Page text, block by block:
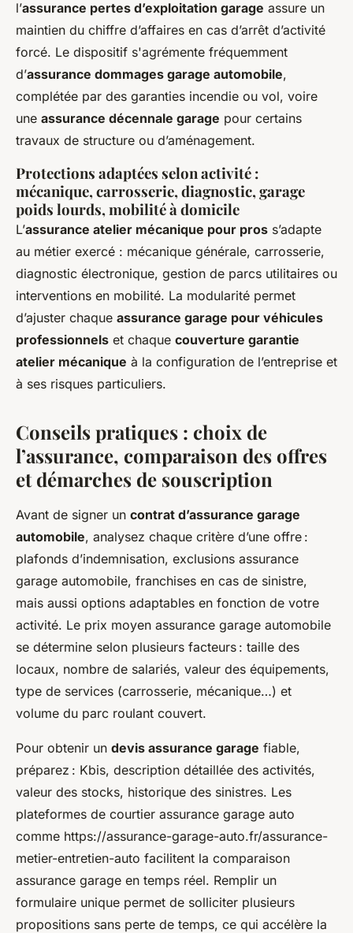
l’assurance pertes d’exploitation garage assure un
maintien du chiffre d’affaires en cas d’arrêt d’activité
forcé. Le dispositif s'agrémente fréquemment
d’assurance dommages garage automobile,
complétée par des garanties incendie ou vol, voire
une assurance décennale garage pour certains
travaux de structure ou d’aménagement.
Protections adaptées selon activité :
mécanique, carrosserie, diagnostic, garage
poids lourds, mobilité à domicile
L’assurance atelier mécanique pour pros s’adapte
au métier exercé : mécanique générale, carrosserie,
diagnostic électronique, gestion de parcs utilitaires ou
interventions en mobilité. La modularité permet
d’ajuster chaque assurance garage pour véhicules
professionnels et chaque couverture garantie
atelier mécanique à la configuration de l’entreprise et
à ses risques particuliers.
Conseils pratiques : choix de
l’assurance, comparaison des offres
et démarches de souscription
Avant de signer un contrat d’assurance garage
automobile, analysez chaque critère d’une offre :
plafonds d’indemnisation, exclusions assurance
garage automobile, franchises en cas de sinistre,
mais aussi options adaptables en fonction de votre
activité. Le prix moyen assurance garage automobile
se détermine selon plusieurs facteurs : taille des
locaux, nombre de salariés, valeur des équipements,
type de services (carrosserie, mécanique…) et
volume du parc roulant couvert.
Pour obtenir un devis assurance garage fiable,
préparez : Kbis, description détaillée des activités,
valeur des stocks, historique des sinistres. Les
plateformes de courtier assurance garage auto
comme https://assurance-garage-auto.fr/assurance-
metier-entretien-auto facilitent la comparaison
assurance garage en temps réel. Remplir un
formulaire unique permet de solliciter plusieurs
propositions sans perte de temps, ce qui accélère la